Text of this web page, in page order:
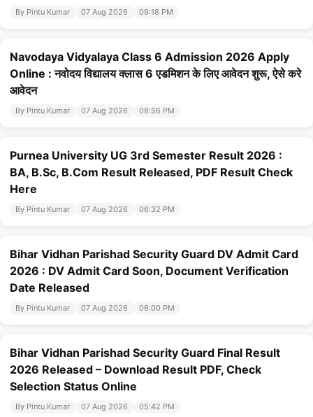
By Pintu Kumar 07 Aug 2026 09:18 PM
Navodaya Vidyalaya Class 6 Admission 2026 Apply
Online : नवोदय विद्यालय क्लास 6 एडमिशन के लिए आवेदन शुरू, ऐसे करे
आवेदन
By Pintu Kumar 07 Aug 2026 08:56 PM
Purnea University UG 3rd Semester Result 2026 :
BA, B.Sc, B.Com Result Released, PDF Result Check
Here
By Pintu Kumar 07 Aug 2026 06:32 PM
Bihar Vidhan Parishad Security Guard DV Admit Card
2026 : DV Admit Card Soon, Document Verification
Date Released
By Pintu Kumar 07 Aug 2026 06:00 PM
Bihar Vidhan Parishad Security Guard Final Result
2026 Released – Download Result PDF, Check
Selection Status Online
By Pintu Kumar 07 Aug 2026 05:42 PM